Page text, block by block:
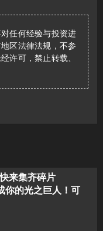
任何经验与投资进
区法律法规，不参
许可，禁止转载、
来集齐碎片
你的光之巨人！可